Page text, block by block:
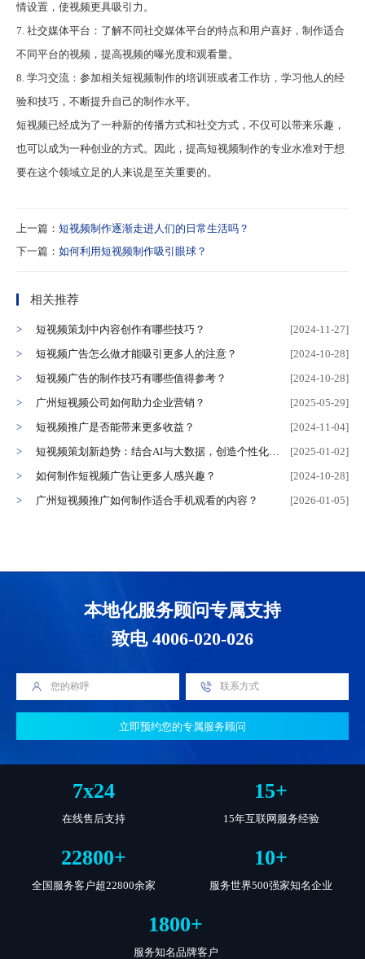
情设置，使视频更具吸引力。
7. 社交媒体平台：了解不同社交媒体平台的特点和用户喜好，制作适合
不同平台的视频，提高视频的曝光度和观看量。
8. 学习交流：参加相关短视频制作的培训班或者工作坊，学习他人的经
验和技巧，不断提升自己的制作水平。
短视频已经成为了一种新的传播方式和社交方式，不仅可以带来乐趣，
也可以成为一种创业的方式。因此，提高短视频制作的专业水准对于想
要在这个领域立足的人来说是至关重要的。
上一篇： 短视频制作逐渐走进人们的日常生活吗？
下一篇： 如何利用短视频制作吸引眼球？
相关推荐
短视频策划中内容创作有哪些技巧？
[2024-11-27]
短视频广告怎么做才能吸引更多人的注意？
[2024-10-28]
短视频广告的制作技巧有哪些值得参考？
[2024-10-28]
广州短视频公司如何助力企业营销？
[2025-05-29]
短视频推广是否能带来更多收益？
[2024-11-04]
短视频策划新趋势：结合AI与大数据，创造个性化内容
[2025-01-02]
如何制作短视频广告让更多人感兴趣？
[2024-10-28]
广州短视频推广如何制作适合手机观看的内容？
[2026-01-05]
本地化服务顾问专属支持
致电 4006-020-026
立即预约您的专属服务顾问
7x24
在线售后支持
15+
15年互联网服务经验
22800+
全国服务客户超22800余家
10+
服务世界500强家知名企业
1800+
服务知名品牌客户